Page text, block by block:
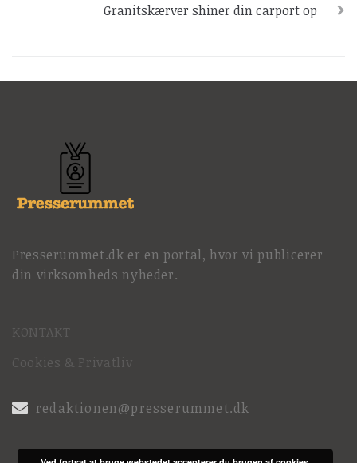
Granitskærver shiner din carport op
Presserummet.dk er en portal, hvor vi publicerer
din virksomheds nyheder.
KONTAKT
Cookies & Privatliv
redaktionen@presserummet.dk